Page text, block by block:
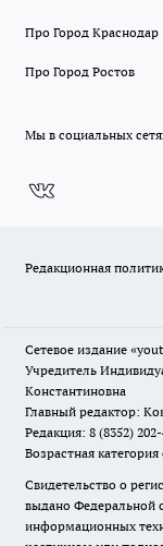
Про Город Краснодар
Про Город Ростов
Мы в социальных
Редакционная
Сетевое издание
Учредитель
Константиновна
Главный редактор:
Редакция: 8 (8352)
Возрастная категория
Свидетельство о
выдано Федеральной
информационных